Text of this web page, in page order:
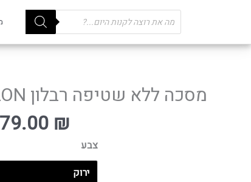
Products
search
מסכה ללא שטיפה רבלון REVLON
79.00 ₪
צבע